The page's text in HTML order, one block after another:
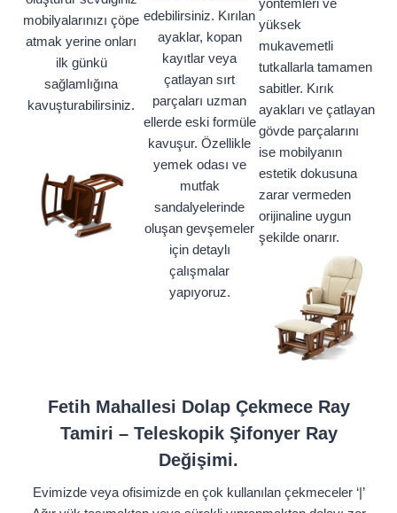
mobilyalarınızı çöpe
atmak yerine onları
ilk günkü
sağlamlığına
kavuşturabilirsiniz.
edebilirsiniz. Kırılan
ayaklar, kopan
kayıtlar veya
çatlayan sırt
parçaları uzman
ellerde eski formüle
kavuşur. Özellikle
yemek odası ve
mutfak
sandalyelerinde
oluşan gevşemeler
için detaylı
çalışmalar
yapıyoruz.
yöntemleri ve
yüksek
mukavemetli
tutkallarla tamamen
sabitler. Kırık
ayakları ve çatlayan
gövde parçalarını
ise mobilyanın
estetik dokusuna
zarar vermeden
orijinaline uygun
şekilde onarır.
Fetih Mahallesi Dolap Çekmece Ray
Tamiri – Teleskopik Şifonyer Ray
Değişimi.
Evimizde veya ofisimizde en çok kullanılan çekmeceler ‘|’